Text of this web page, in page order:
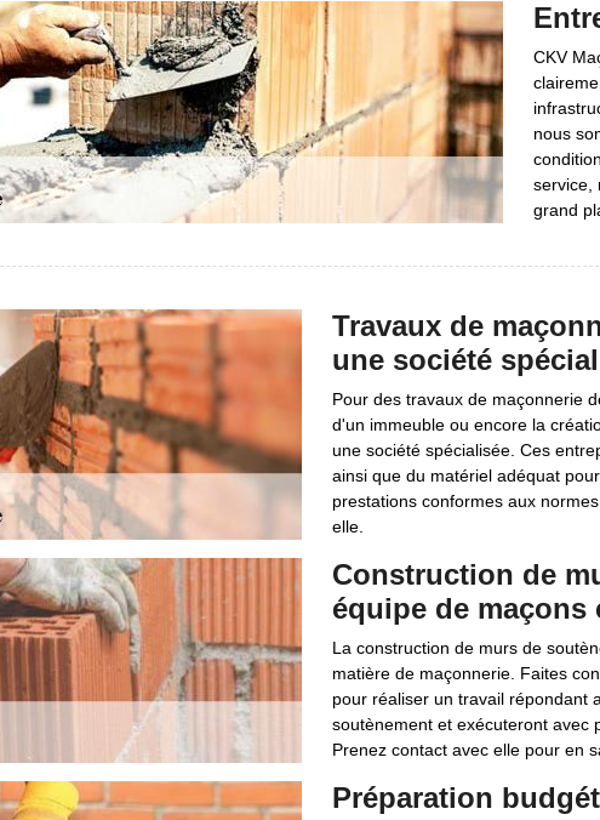
CKV
nous
service,
grand
Travaux de
une société
Pour des travaux de maçonnerie
d'un immeuble ou encore la
une société spécialisée. Ces
ainsi que du matériel adéquat
prestations conformes aux
elle.
Construction de
équipe de maçons
La construction de murs de
matière de maçonnerie. Faites
pour réaliser un travail répondant
soutènement et exécuteront avec
Prenez contact avec elle pour en
Préparation